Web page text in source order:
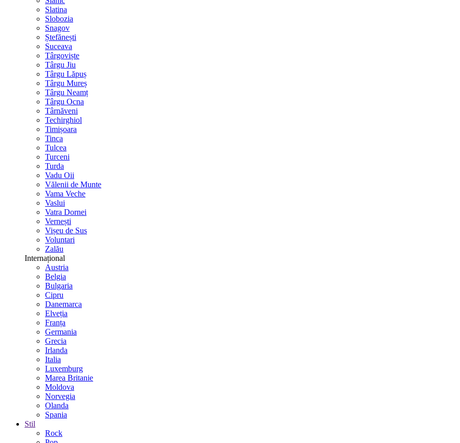
Slatina
Slobozia
Snagov
Ștefănești
Suceava
Târgoviște
Târgu Jiu
Târgu Lăpuș
Târgu Mureș
Târgu Neamț
Târgu Ocna
Târnăveni
Techirghiol
Timișoara
Tinca
Tulcea
Turceni
Turda
Vadu Oii
Vălenii de Munte
Vama Veche
Vaslui
Vatra Dornei
Vernești
Vișeu de Sus
Voluntari
Zalău
Internațional
Austria
Belgia
Bulgaria
Cipru
Danemarca
Elveția
Franța
Germania
Grecia
Irlanda
Italia
Luxemburg
Marea Britanie
Moldova
Norvegia
Olanda
Spania
Stil
Rock